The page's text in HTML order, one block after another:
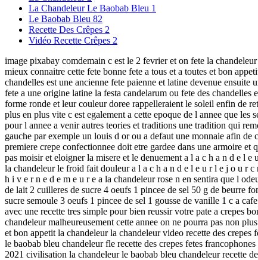
La Chandeleur Le Baobab Bleu 1
Le Baobab Bleu 82
Recette Des Crêpes 2
Vidéo Recette Crêpes 2
image pixabay comdemain c est le 2 fevrier et on fete la
mieux connaitre cette fete bonne fete a tous et a toutes et bon
chandelles est une ancienne fete paienne et latine devenue
fete a une origine latine la festa candelarum ou fete des
forme ronde et leur couleur doree rappelleraient le soleil enfin de
plus en plus vite c est egalement a cette epoque de l annee que
pour l annee a venir autres teories et traditions une tradition qui
gauche par exemple un louis d or ou a defaut une monnaie afin de
premiere crepe confectionnee doit etre gardee dans une armoire
pas moisir et eloigner la misere et le denuement a l a c h a n d e l
la chandeleur le froid fait douleur a l a c h a n d e l e u r l e j o u r c
h i v e r n e d e m e u r e a la chandeleur rose n en sentira que l
de lait 2 cuilleres de sucre 4 oeufs 1 pincee de sel 50 g de beurre
sucre semoule 3 oeufs 1 pincee de sel 1 gousse de vanille 1 c a
avec une recette tres simple pour bien reussir votre pate a crepes
chandeleur malheureusement cette annee on ne pourra pas non
et bon appetit la chandeleur la chandeleur video recette des
le baobab bleu chandeleur fle recette des crepes fetes
2021 civilisation la chandeleur le baobab bleu chandeleur recette